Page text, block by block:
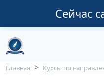
Сейчас
Строка
Главная Курсы по